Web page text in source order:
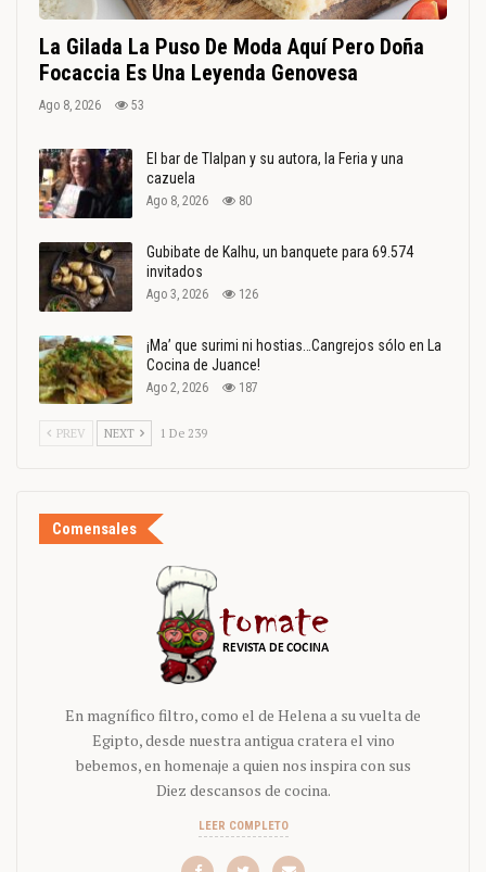
La Gilada La Puso De Moda Aquí Pero Doña
Focaccia Es Una Leyenda Genovesa
Ago 8, 2026 53
El bar de Tlalpan y su autora, la Feria y una
cazuela
Ago 8, 2026 80
Gubibate de Kalhu, un banquete para 69.574
invitados
Ago 3, 2026 126
¡Ma’ que surimi ni hostias…Cangrejos sólo en La
Cocina de Juance!
Ago 2, 2026 187
PREV NEXT 1 De 239
Comensales
En magnífico filtro, como el de Helena a su vuelta de
Egipto, desde nuestra antigua cratera el vino
bebemos, en homenaje a quien nos inspira con sus
Diez descansos de cocina.
LEER COMPLETO